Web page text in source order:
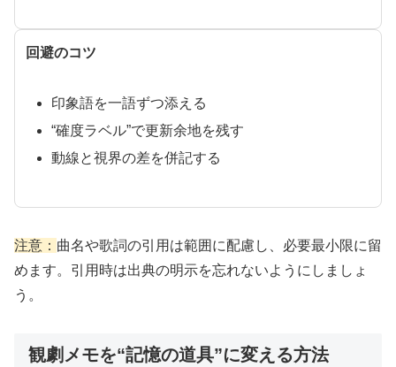
回避のコツ
印象語を一語ずつ添える
“確度ラベル”で更新余地を残す
動線と視界の差を併記する
注意： 曲名や歌詞の引用は範囲に配慮し、必要最小限に留
めます。引用時は出典の明示を忘れないようにしましょ
う。
観劇メモを“記憶の道具”に変える方法